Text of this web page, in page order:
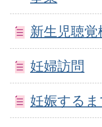
新生児聴
妊婦訪問
妊娠する